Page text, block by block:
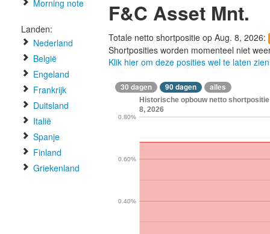
Morning note
Landen:
Nederland
België
Engeland
Frankrijk
Duitsland
Italië
Spanje
Finland
Griekenland
F&C Asset Mnt.
Totale netto shortpositie op Aug. 8, 2026:
Shortposities worden momenteel niet
Klik hier om deze posities wel te laten zien
30 dagen 90 dagen alles
Historische opbouw netto
8, 2026
0.40%
0.60%
0.80%